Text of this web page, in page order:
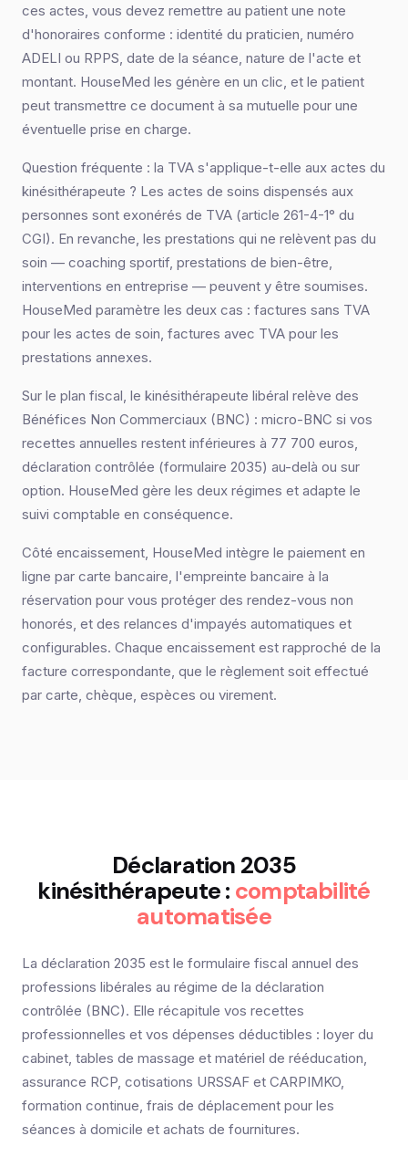
ces actes, vous devez remettre au patient une note
d'honoraires conforme : identité du praticien, numéro
ADELI ou RPPS, date de la séance, nature de l'acte et
montant. HouseMed les génère en un clic, et le patient
peut transmettre ce document à sa mutuelle pour une
éventuelle prise en charge.
Question fréquente : la TVA s'applique-t-elle aux actes du
kinésithérapeute ? Les actes de soins dispensés aux
personnes sont exonérés de TVA (article 261-4-1° du
CGI). En revanche, les prestations qui ne relèvent pas du
soin — coaching sportif, prestations de bien-être,
interventions en entreprise — peuvent y être soumises.
HouseMed paramètre les deux cas : factures sans TVA
pour les actes de soin, factures avec TVA pour les
prestations annexes.
Sur le plan fiscal, le kinésithérapeute libéral relève des
Bénéfices Non Commerciaux (BNC) : micro-BNC si vos
recettes annuelles restent inférieures à 77 700 euros,
déclaration contrôlée (formulaire 2035) au-delà ou sur
option. HouseMed gère les deux régimes et adapte le
suivi comptable en conséquence.
Côté encaissement, HouseMed intègre le paiement en
ligne par carte bancaire, l'empreinte bancaire à la
réservation pour vous protéger des rendez-vous non
honorés, et des relances d'impayés automatiques et
configurables. Chaque encaissement est rapproché de la
facture correspondante, que le règlement soit effectué
par carte, chèque, espèces ou virement.
Déclaration 2035
kinésithérapeute : comptabilité
automatisée
La déclaration 2035 est le formulaire fiscal annuel des
professions libérales au régime de la déclaration
contrôlée (BNC). Elle récapitule vos recettes
professionnelles et vos dépenses déductibles : loyer du
cabinet, tables de massage et matériel de rééducation,
assurance RCP, cotisations URSSAF et CARPIMKO,
formation continue, frais de déplacement pour les
séances à domicile et achats de fournitures.